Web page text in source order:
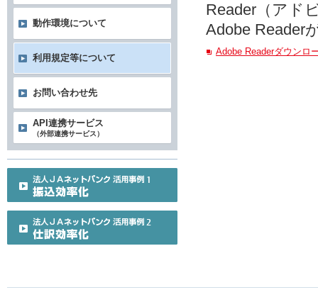
Reader（アド
Adobe Reader
Adobe Readerダウンロ
動作環境について
利用規定等について
お問い合わせ先
API連携サービス
（外部連携サービス）